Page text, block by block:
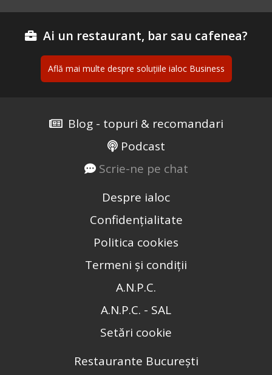
Ai un restaurant, bar sau cafenea?
Află mai multe despre soluțiile ialoc Business
Blog - topuri & recomandari
Podcast
Scrie-ne pe chat
Despre ialoc
Confidențialitate
Politica cookies
Termeni și condiții
A.N.P.C.
A.N.P.C. - SAL
Setări cookie
Restaurante București